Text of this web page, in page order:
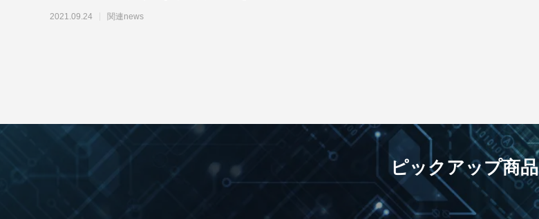
た医療品や化粧品など様々な用途に使用するべく
2021.09.24 関連news
ピックアップ商品